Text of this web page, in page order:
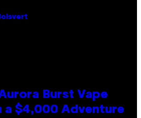
Aurora Burst Vape
a $4,000 Adventure